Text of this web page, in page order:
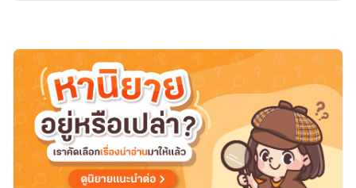
(มี
E-
book)